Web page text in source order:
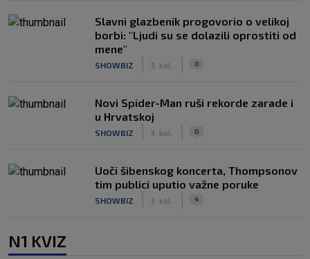
Slavni glazbenik progovorio o velikoj
borbi: "Ljudi su se dolazili oprostiti od
mene"
SHOWBIZ 3. kol. 0
Novi Spider-Man ruši rekorde zarade i
u Hrvatskoj
SHOWBIZ 3. kol. 0
Uoči šibenskog koncerta, Thompsonov
tim publici uputio važne poruke
SHOWBIZ 3. kol. 4
N1 KVIZ